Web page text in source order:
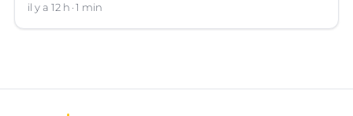
il y a 12 h 1 min